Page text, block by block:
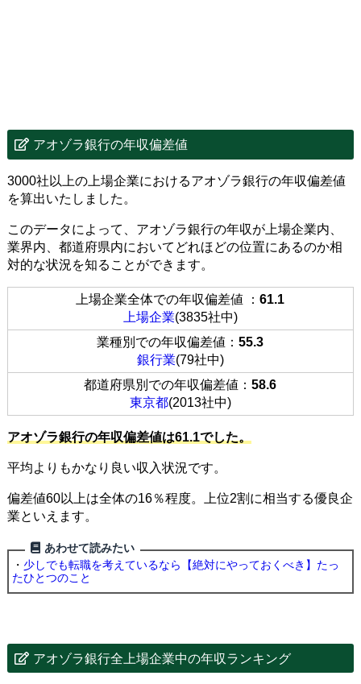
アオゾラ銀行の年収偏差値
3000社以上の上場企業におけるアオゾラ銀行の年収偏差値
を算出いたしました。
このデータによって、アオゾラ銀行の年収が上場企業内、
業界内、都道府県内においてどれほどの位置にあるのか相
対的な状況を知ることができます。
上場企業全体での年収偏差値 ：61.1
上場企業(3835社中)
業種別での年収偏差値：55.3
銀行業(79社中)
都道府県別での年収偏差値：58.6
東京都(2013社中)
アオゾラ銀行の年収偏差値は61.1でした。
平均よりもかなり良い収入状況です。
偏差値60以上は全体の16％程度。上位2割に相当する優良企
業といえます。
あわせて読みたい
・ 少しでも転職を考えているなら【絶対にやっておくべき】たっ
たひとつのこと
アオゾラ銀行全上場企業中の年収ランキング